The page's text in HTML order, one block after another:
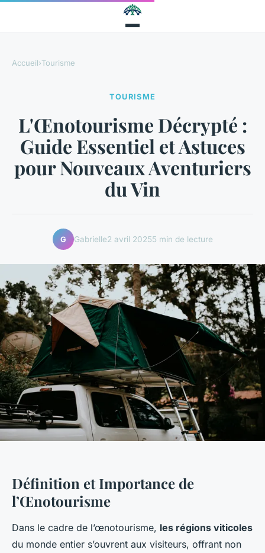
Accueil›Tourisme
TOURISME
L'Œnotourisme Décrypté :
Guide Essentiel et Astuces
pour Nouveaux Aventuriers
du Vin
G Gabrielle2 avril 20255 min de lecture
Définition et Importance de
l’Œnotourisme
Dans le cadre de l’œnotourisme, les régions viticoles
du monde entier s’ouvrent aux visiteurs, offrant non